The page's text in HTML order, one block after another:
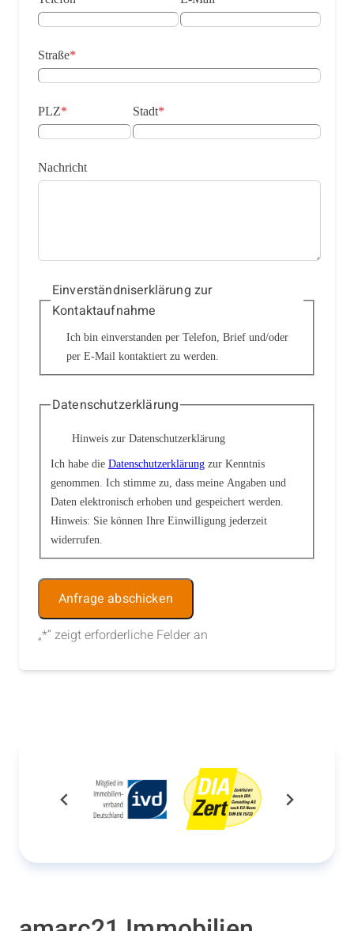
„*“ zeigt erforderliche Felder an
Straße*
PLZ* Stadt*
Nachricht
Einverständniserklärung zur
Kontaktaufnahme
Ich bin einverstanden per Telefon, Brief und/oder
per E-Mail kontaktiert zu werden.
Datenschutzerklärung
Hinweis zur Datenschutzerklärung
Ich habe die Datenschutzerklärung zur Kenntnis
genommen. Ich stimme zu, dass meine Angaben und
Daten elektronisch erhoben und gespeichert werden.
Hinweis: Sie können Ihre Einwilligung jederzeit
widerrufen.